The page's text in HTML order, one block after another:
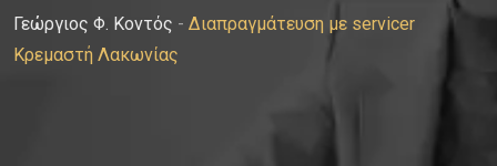
Γεώργιος Φ. Κοντός - Διαπραγμάτευση με servicer
Κρεμαστή Λακωνίας